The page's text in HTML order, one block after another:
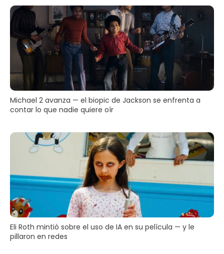
Michael 2 avanza — el biopic de Jackson se enfrenta a
contar lo que nadie quiere oír
Eli Roth mintió sobre el uso de IA en su película — y le
pillaron en redes